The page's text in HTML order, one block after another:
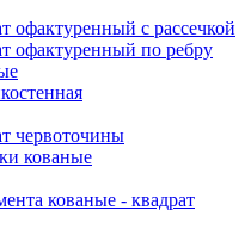
офактуренный с рассечкой
офактуренный по ребру
червоточины
кованые
кованые - квадрат